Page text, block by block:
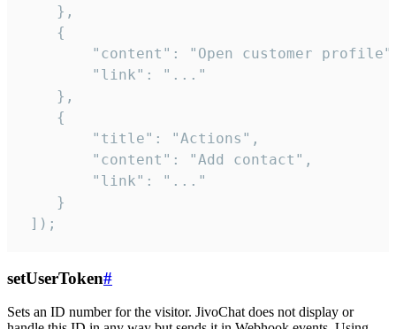
    },
    {
"content": "Open customer
        "link": "..."
    },
    {
        "title": "Actions",
        "content": "Add contact",
        "link": "..."
    }
]);
setUserToken#
Sets an ID number for the visitor. JivoChat does not display or